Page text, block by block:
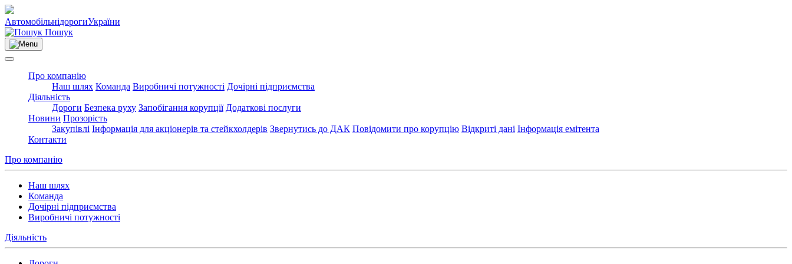
АвтомобільнідорогиУкраїни
Пошук
Про компанію
Наш шлях Команда Виробничі потужності Дочірні підприємства
Діяльність
Дороги Безпека руху Запобігання корупції Додаткові послуги
Новини Прозорість
Закупівлі Інформація для акціонерів та стейкхолдерів Звернутись до ДАК Повідомити про корупцію Відкриті дані Інформація емітента
Контакти
Про компанію
Наш шлях
Команда
Дочірні підприємства
Виробничі потужності
Діяльність